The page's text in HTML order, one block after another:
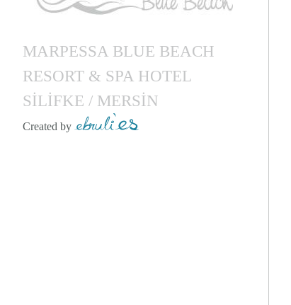
MARPESSA BLUE BEACH
RESORT & SPA HOTEL
SİLİFKE / MERSİN
Created by